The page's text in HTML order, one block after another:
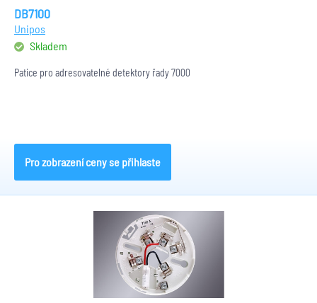
DB7100
Unipos
Skladem
Patice pro adresovatelné detektory řady 7000
Pro zobrazení ceny se přihlaste